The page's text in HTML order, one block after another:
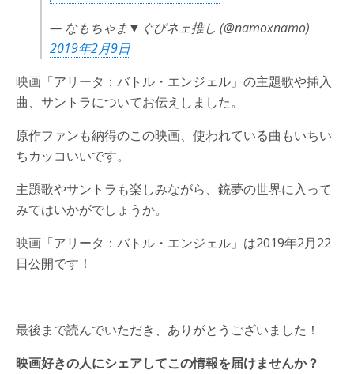
— なもちゃま▼ぐびネェ推し (@namoxnamo)
2019年2月9日
映画「アリータ：バトル・エンジェル」の主題歌や挿入
曲、サントラについてお伝えしました。
原作ファンも納得のこの映画、使われている曲もいちい
ちカッコいいです。
主題歌やサントラも楽しみながら、銃夢の世界に入って
みてはいかがでしょうか。
映画「アリータ：バトル・エンジェル」は2019年2月22
日公開です！
最後まで読んでいただき、ありがとうございました！
映画好きの人にシェアしてこの情報を届けませんか？